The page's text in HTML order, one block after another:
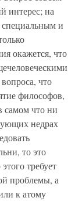
интерес; на
специальным и
окажется, что
что
философов,
самом что ни
недрах
то это
требует
проблемы, а
к атому